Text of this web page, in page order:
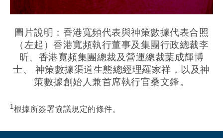
圖片說明：香港寬頻代表與神策數據代表合照
（左起）香港寬頻執行董事及集團行政總裁李
昕、香港寬頻集團總裁及營運總裁葉成輝博
士、 神策數據渠道生態總經理羅家祥，以及神
策數據創始人兼首席執行官桑文鋒。
1 根據所簽署協議規定的條件。